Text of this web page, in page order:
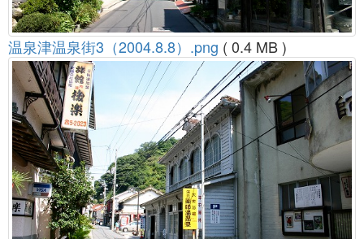
温泉津温泉街3（2004.8.8）.png ( 0.4 MB )